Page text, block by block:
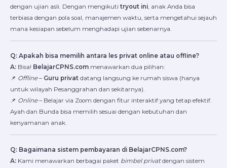
dengan ujian asli. Dengan mengikuti tryout ini, anak Anda bisa
terbiasa dengan pola soal, manajemen waktu, serta mengetahui sejauh
mana kesiapan sebelum menghadapi ujian sebenarnya.
Q: Apakah bisa memilih antara les privat online atau offline?
A: Bisa! BelajarCPNS.com menawarkan dua pilihan:
📌 Offline– Guru privat datang langsung ke rumah siswa (hanya
untuk wilayah Pesanggrahan dan sekitarnya).
📌 Online– Belajar via Zoom dengan fitur interaktif yang tetap efektif.
Ayah dan Bunda bisa memilih sesuai dengan kebutuhan dan
kenyamanan anak.
Q: Bagaimana sistem pembayaran di BelajarCPNS.com?
A: Kami menawarkan berbagai paket bimbel privatdengan sistem